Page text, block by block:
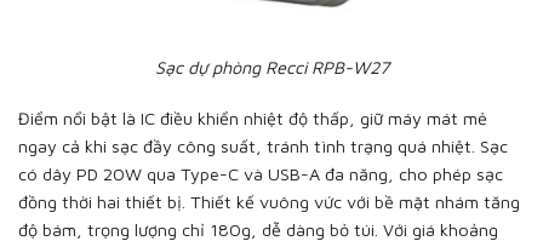
Sạc dự phòng Recci RPB-W27
Điểm nổi bật là IC điều khiển nhiệt độ thấp, giữ máy mát mẻ
ngay cả khi sạc đầy công suất, tránh tình trạng quá nhiệt. Sạc
có dây PD 20W qua Type-C và USB-A đa năng, cho phép sạc
đồng thời hai thiết bị. Thiết kế vuông vức với bề mặt nhám tăng
độ bám, trọng lượng chỉ 180g, dễ dàng bỏ túi. Với giá khoảng